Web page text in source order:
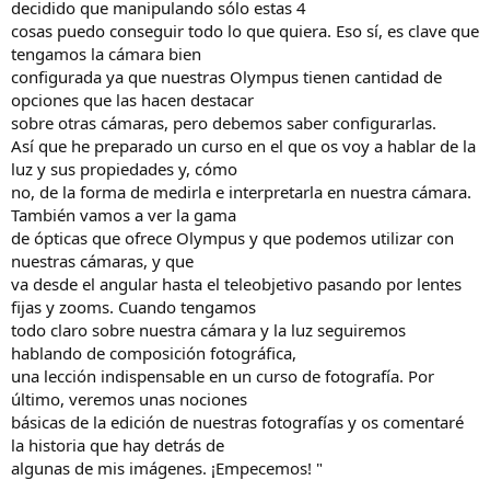
decidido que manipulando sólo estas 4
cosas puedo conseguir todo lo que quiera. Eso sí, es clave que
tengamos la cámara bien
configurada ya que nuestras Olympus tienen cantidad de
opciones que las hacen destacar
sobre otras cámaras, pero debemos saber configurarlas.
Así que he preparado un curso en el que os voy a hablar de la
luz y sus propiedades y, cómo
no, de la forma de medirla e interpretarla en nuestra cámara.
También vamos a ver la gama
de ópticas que ofrece Olympus y que podemos utilizar con
nuestras cámaras, y que
va desde el angular hasta el teleobjetivo pasando por lentes
fijas y zooms. Cuando tengamos
todo claro sobre nuestra cámara y la luz seguiremos
hablando de composición fotográfica,
una lección indispensable en un curso de fotografía. Por
último, veremos unas nociones
básicas de la edición de nuestras fotografías y os comentaré
la historia que hay detrás de
algunas de mis imágenes. ¡Empecemos! "